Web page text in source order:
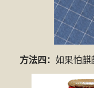
方法四： 如果怕麒